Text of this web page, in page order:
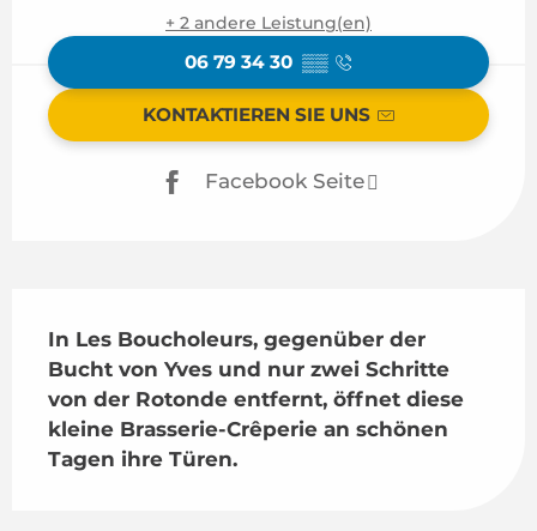
+ 2 andere Leistung(en)
06 79 34 30 ▒▒
KONTAKTIEREN SIE UNS
Facebook Seite
In Les Boucholeurs, gegenüber der
Bucht von Yves und nur zwei Schritte
von der Rotonde entfernt, öffnet diese
kleine Brasserie-Crêperie an schönen
Tagen ihre Türen.